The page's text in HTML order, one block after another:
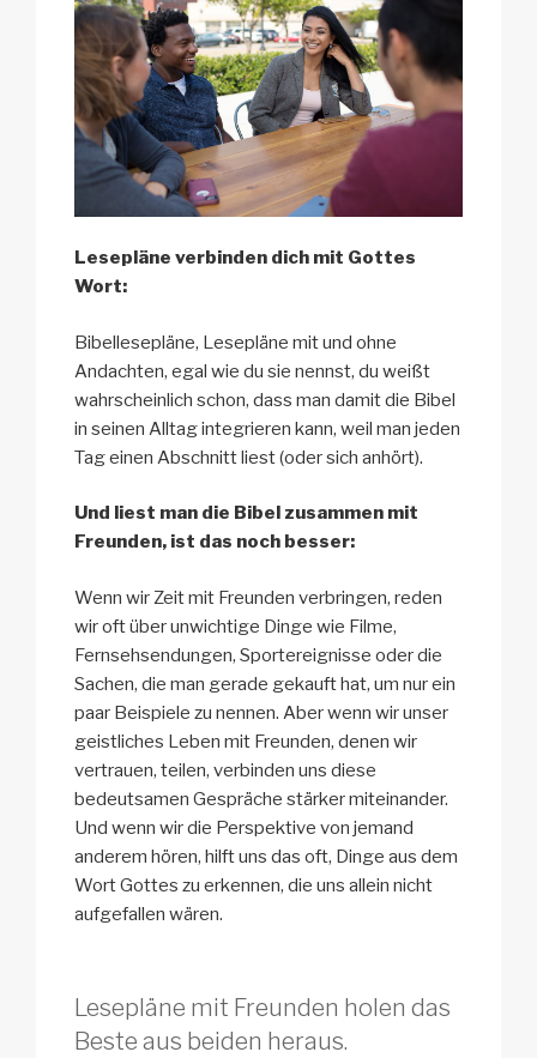
Lesepläne verbinden dich mit Gottes
Wort:
Bibellesepläne, Lesepläne mit und ohne
Andachten, egal wie du sie nennst, du weißt
wahrscheinlich schon, dass man damit die Bibel
in seinen Alltag integrieren kann, weil man jeden
Tag einen Abschnitt liest (oder sich anhört).
Und liest man die Bibel zusammen mit
Freunden, ist das noch besser:
Wenn wir Zeit mit Freunden verbringen, reden
wir oft über unwichtige Dinge wie Filme,
Fernsehsendungen, Sportereignisse oder die
Sachen, die man gerade gekauft hat, um nur ein
paar Beispiele zu nennen. Aber wenn wir unser
geistliches Leben mit Freunden, denen wir
vertrauen, teilen, verbinden uns diese
bedeutsamen Gespräche stärker miteinander.
Und wenn wir die Perspektive von jemand
anderem hören, hilft uns das oft, Dinge aus dem
Wort Gottes zu erkennen, die uns allein nicht
aufgefallen wären.
Lesepläne mit Freunden holen das
Beste aus beiden heraus.